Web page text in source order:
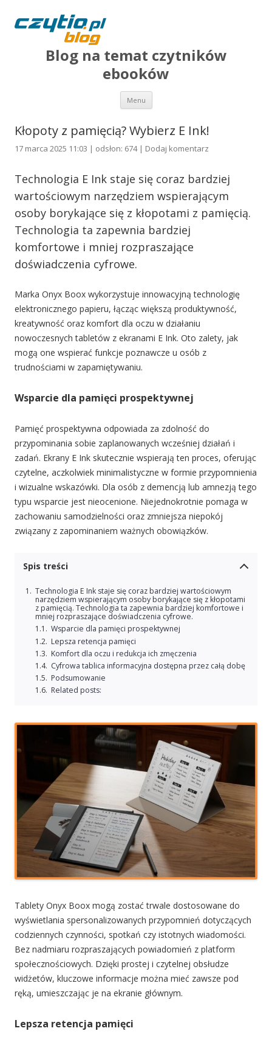
Blog na temat czytników
ebooków
Menu Przejdź do treści
Kłopoty z pamięcią? Wybierz E Ink!
17 marca 2025 11:03 | odsłon: 674 | Dodaj komentarz
Technologia E Ink staje się coraz bardziej
wartościowym narzędziem wspierającym
osoby borykające się z kłopotami z pamięcią.
Technologia ta zapewnia bardziej
komfortowe i mniej rozpraszające
doświadczenia cyfrowe.
Marka Onyx Boox wykorzystuje innowacyjną technologię
elektronicznego papieru, łącząc większą produktywność,
kreatywność oraz komfort dla oczu w działaniu
nowoczesnych tabletów z ekranami E Ink. Oto zalety, jak
mogą one wspierać funkcje poznawcze u osób z
trudnościami w zapamiętywaniu.
Wsparcie dla pamięci prospektywnej
Pamięć prospektywna odpowiada za zdolność do
przypominania sobie zaplanowanych wcześniej działań i
zadań. Ekrany E Ink skutecznie wspierają ten proces, oferując
czytelne, aczkolwiek minimalistyczne w formie przypomnienia
i wizualne wskazówki. Dla osób z demencją lub amnezją tego
typu wsparcie jest nieocenione. Niejednokrotnie pomaga w
zachowaniu samodzielności oraz zmniejsza niepokój
związany z zapominaniem ważnych obowiązków.
Spis treści
Technologia E Ink staje się coraz bardziej wartościowym
narzędziem wspierającym osoby borykające się z kłopotami
z pamięcią. Technologia ta zapewnia bardziej komfortowe i
mniej rozpraszające doświadczenia cyfrowe.
Wsparcie dla pamięci prospektywnej
Lepsza retencja pamięci
Komfort dla oczu i redukcja ich zmęczenia
Cyfrowa tablica informacyjna dostępna przez całą dobę
Podsumowanie
Related posts:
Tablety Onyx Boox mogą zostać trwale dostosowane do
wyświetlania spersonalizowanych przypomnień dotyczących
codziennych czynności, spotkań czy istotnych wiadomości.
Bez nadmiaru rozpraszających powiadomień z platform
społecznościowych. Dzięki prostej i czytelnej obsłudze
widżetów, kluczowe informacje można mieć zawsze pod
ręką, umieszczając je na ekranie głównym.
Lepsza retencja pamięci